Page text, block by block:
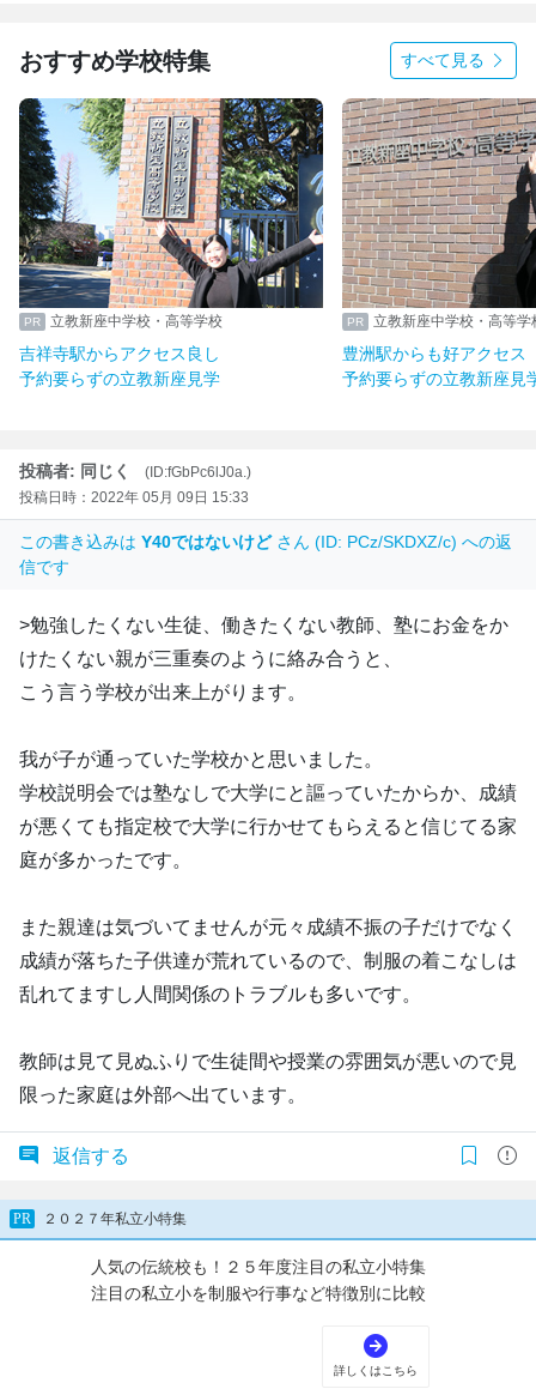
おすすめ学校特集 すべて見る
立教新座中学校・高等学校
吉祥寺駅からアクセス良し
予約要らずの立教新座見学
立教新座中学校・高等学
豊洲駅からも好アクセス
予約要らずの立教新座見
投稿者: 同じく
(ID:fGbPc6lJ0a.)
投稿日時：2022年 05月 09日 15:33
この書き込みは Y40ではないけど さん (ID: PCz/SKDXZ/c) への返
信です
>勉強したくない生徒、働きたくない教師、塾にお金をか
けたくない親が三重奏のように絡み合うと、
こう言う学校が出来上がります。
我が子が通っていた学校かと思いました。
学校説明会では塾なしで大学にと謳っていたからか、成績
が悪くても指定校で大学に行かせてもらえると信じてる家
庭が多かったです。
また親達は気づいてませんが元々成績不振の子だけでなく
成績が落ちた子供達が荒れているので、制服の着こなしは
乱れてますし人間関係のトラブルも多いです。
教師は見て見ぬふりで生徒間や授業の雰囲気が悪いので見
限った家庭は外部へ出ています。
返信する